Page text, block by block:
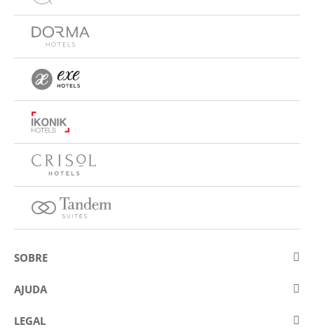
SOBRE
Sobre a Eurostars Hotel Company
Concursos
AJUDA
Contactar
LEGAL